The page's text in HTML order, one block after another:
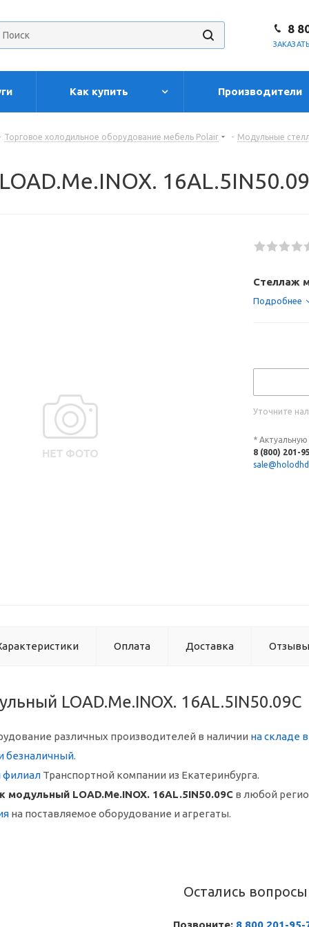
8
Как купить Производители
Торговое холодильное оборудование мебель Polair - Модульные
Стеллаж
Подробнее
Уточните
*
8 (800) 201-
Оплата Доставка Отзывы
LOAD.Me.INOX. 16AL.5IN50.09C
различных производителей в наличии на складе
безналичный.
филиал Транспортной компании из Екатеринбурга.
модульный LOAD.Me.INOX. 16AL.5IN50.09C в любой
на поставляемое оборудование и агрегаты.
Остались вопросы
Позвоните: 8 800 201-95-